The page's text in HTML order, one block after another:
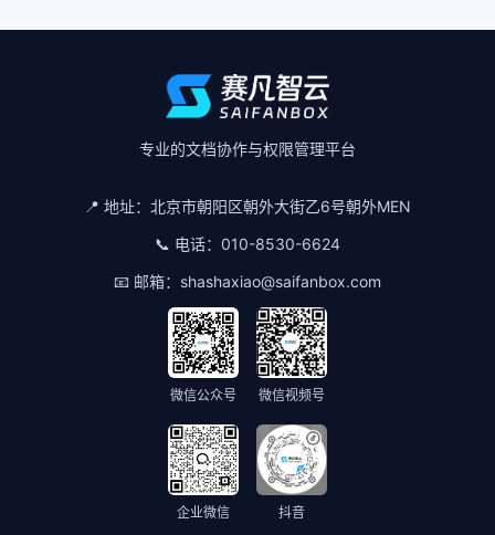
专业的文档协作与权限管理平台
📍 地址： 北京市朝阳区朝外大街乙6号朝外MEN
📞 电话： 010-8530-6624
📧 邮箱： shashaxiao@saifanbox.com
微信公众号 微信视频号
企业微信 抖音